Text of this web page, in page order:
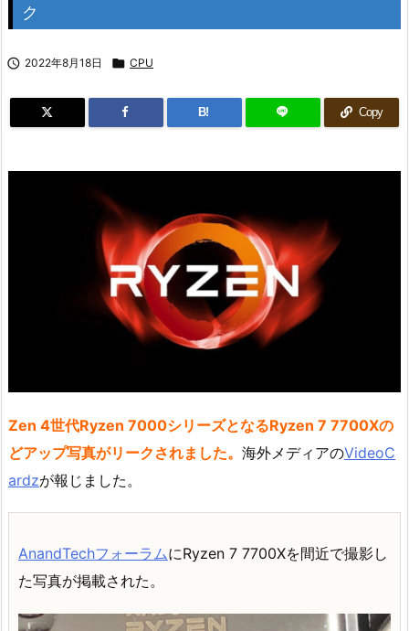
ク
 2022年8月18日  CPU
B! Copy
Zen 4世代Ryzen 7000シリーズとなるRyzen 7 7700Xの
どアップ写真がリークされました。 海外メディアのVideoC
ardzが報じました。
AnandTechフォーラムにRyzen 7 7700Xを間近で撮影し
た写真が掲載された。